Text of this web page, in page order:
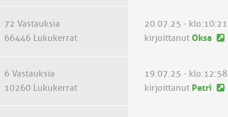
i
i
e
n
i
e
72 Vastauksia
66446 Lukukerrat
20.07.25 - klo:10:21
kirjoittanut Oksa
U
i
n
6 Vastauksia
10260 Lukukerrat
19.07.25 - klo:12:58
kirjoittanut Petri
U